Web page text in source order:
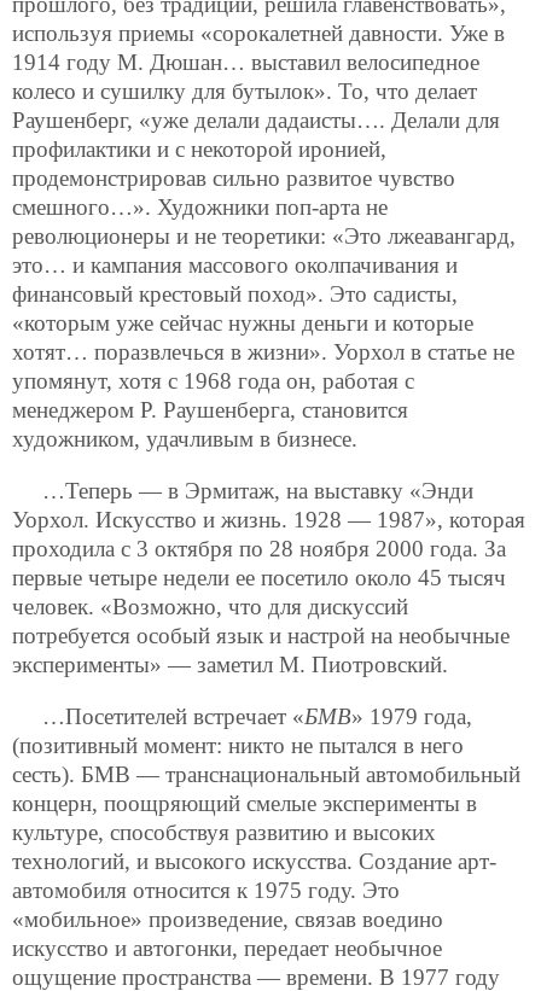
используя приемы «сорокалетней давности. Уже в
1914 году М. Дюшан… выставил велосипедное
колесо и сушилку для бутылок». То, что делает
Раушенберг, «уже делали дадаисты…. Делали для
профилактики и с некоторой иронией,
продемонстрировав сильно развитое чувство
смешного…». Художники поп-арта не
революционеры и не теоретики: «Это лжеавангард,
это… и кампания массового околпачивания и
финансовый крестовый поход». Это садисты,
«которым уже сейчас нужны деньги и которые
хотят… поразвлечься в жизни». Уорхол в статье не
упомянут, хотя с 1968 года он, работая с
менеджером Р. Раушенберга, становится
художником, удачливым в бизнесе.
…Теперь — в Эрмитаж, на выставку «Энди
Уорхол. Искусство и жизнь. 1928 — 1987», которая
проходила с 3 октября по 28 ноября 2000 года. За
первые четыре недели ее посетило около 45 тысяч
человек. «Возможно, что для дискуссий
потребуется особый язык и настрой на необычные
эксперименты» — заметил М. Пиотровский.
…Посетителей встречает «БМВ» 1979 года,
(позитивный момент: никто не пытался в него
сесть). БМВ — транснациональный автомобильный
концерн, поощряющий смелые эксперименты в
культуре, способствуя развитию и высоких
технологий, и высокого искусства. Создание арт-
автомобиля относится к 1975 году. Это
«мобильное» произведение, связав воедино
искусство и автогонки, передает необычное
ощущение пространства — времени. В 1977 году